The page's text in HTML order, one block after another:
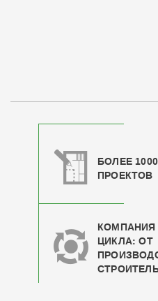
БОЛЕЕ
ПРОЕКТОВ
ЦИКЛА: ОТ